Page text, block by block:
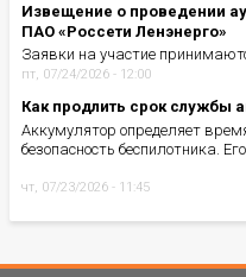
Извещение о проведении
ПАО «Россети Ленэнерго»
Заявки на участие
пт, 07/24/2026 - 12:00
Как продлить срок службы
Аккумулятор определяет
безопасность беспилотника.
чт, 07/23/2026 - 11:45